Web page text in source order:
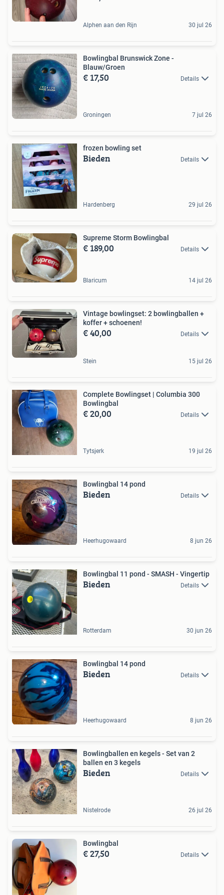
Alphen aan den Rijn 30 jul 26
Bowlingbal Brunswick Zone -
Blauw/Groen
€ 17,50 Details
Groningen 7 jul 26
frozen bowling set
Bieden Details
Hardenberg 29 jul 26
Supreme Storm Bowlingbal
€ 189,00 Details
Blaricum 14 jul 26
Vintage bowlingset: 2 bowlingballen +
koffer + schoenen!
€ 40,00 Details
Stein 15 jul 26
Complete Bowlingset | Columbia 300
Bowlingbal
€ 20,00 Details
Tytsjerk 19 jul 26
Bowlingbal 14 pond
Bieden Details
Heerhugowaard 8 jun 26
Bowlingbal 11 pond - SMASH - Vingertip
Bieden Details
Rotterdam 30 jun 26
Bowlingbal 14 pond
Bieden Details
Heerhugowaard 8 jun 26
Bowlingballen en kegels - Set van 2
ballen en 3 kegels
Bieden Details
Nistelrode 26 jul 26
Bowlingbal
€ 27,50 Details